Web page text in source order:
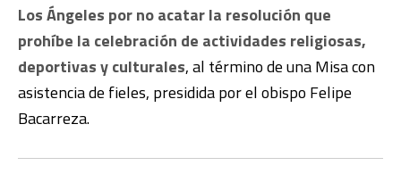
Los Ángeles por no acatar la resolución que
prohíbe la celebración de actividades religiosas,
deportivas y culturales, al término de una Misa con
asistencia de fieles, presidida por el obispo Felipe
Bacarreza.